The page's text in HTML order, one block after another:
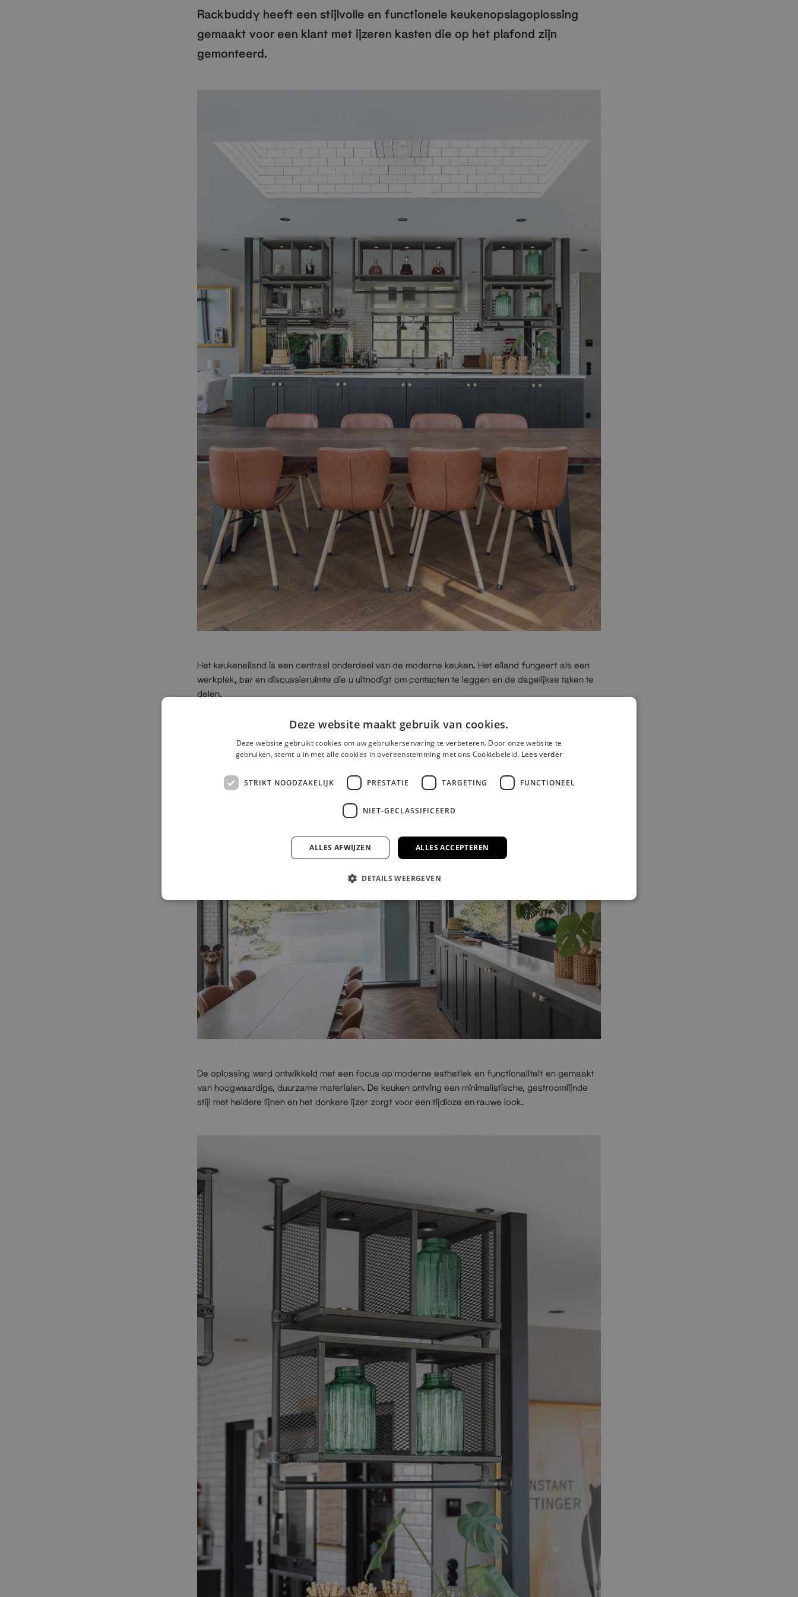
Rackbuddy heeft een stijlvolle en functionele keukenopslagoplossing
gemaakt voor een klant met ijzeren kasten die op het plafond zijn
gemonteerd.
Het keukeneiland is een centraal onderdeel van de moderne keuken. Het eiland fungeert als een
werkplek, bar en discussieruimte die u uitnodigt om contacten te leggen en de dagelijkse taken te
delen.
De open kasten die aan het plafond hangen, zorgen voor licht en lucht in de kamer en geven het
De oplossing werd ontwikkeld met een focus op moderne esthetiek en functionaliteit en gemaakt
van hoogwaardige, duurzame materialen. De keuken ontving een minimalistische, gestroomlijnde
stijl met heldere lijnen en het donkere ijzer zorgt voor een tijdloze en rauwe look.
Deze website maakt gebruik van cookies.
Deze website gebruikt cookies om uw gebruikerservaring te verbeteren. Door onze website te
gebruiken, stemt u in met alle cookies in overeenstemming met ons Cookiebeleid. Lees verder
STRIKT NOODZAKELIJK PRESTATIE TARGETING FUNCTIONEEL
NIET-GECLASSIFICEERD
ALLES ACCEPTEREN
ALLES AFWIJZEN
DETAILS WEERGEVEN